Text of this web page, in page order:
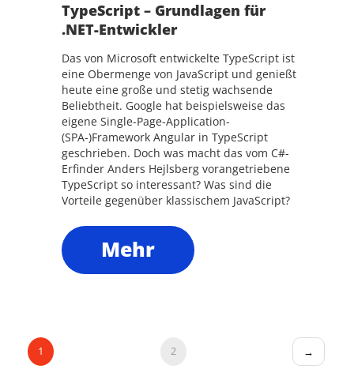
TypeScript – Grundlagen für
.NET-Entwickler
Das von Microsoft entwickelte TypeScript ist
eine Obermenge von JavaScript und genießt
heute eine große und stetig wachsende
Beliebtheit. Google hat beispielsweise das
eigene Single-Page-Application-
(SPA-)Framework Angular in TypeScript
geschrieben. Doch was macht das vom C#-
Erfinder Anders Hejlsberg vorangetriebene
TypeScript so interessant? Was sind die
Vorteile gegenüber klassischem JavaScript?
Mehr
1 2 →